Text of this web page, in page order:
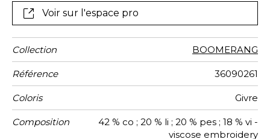
Voir sur l'espace pro
Collection BOOMERANG
Référence 36090261
Coloris Givre
Composition
42 % co ; 20 % li ; 20 % pes ; 18 % vi -
viscose embroidery